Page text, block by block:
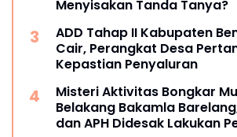
Menyisakan Tanda Tanya?
ADD Tahap II Kabupaten
Cair, Perangkat Desa
Kepastian Penyaluran
Misteri Aktivitas Bongkar
Belakang Bakamla
dan APH Didesak Lakukan